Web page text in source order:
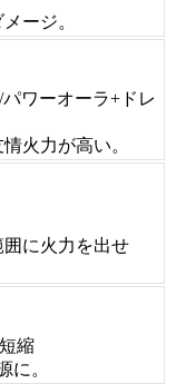
ージ。
ワーオーラ+ドレ
火力が高い。
に火力を出せ
縮
に。